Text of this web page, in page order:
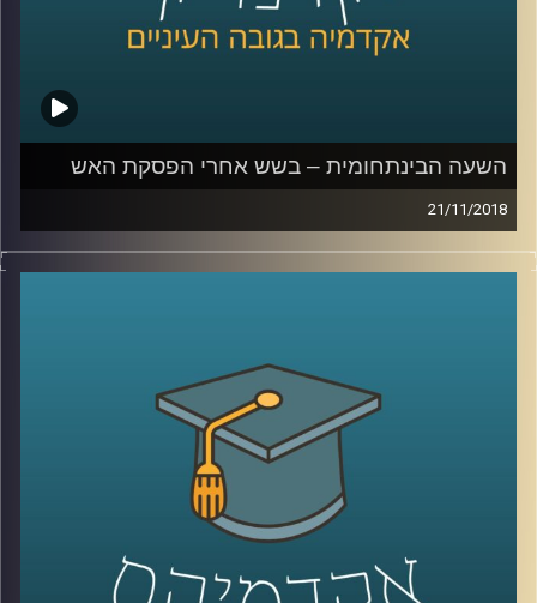
AudioVersity
השעה הבינתחומית – בשש אחרי הפסקת האש
21/11/2018
מה הקשר בין מדיניות אובמה במזרח התיכון
במלחמה הבאה בצפון? פרופסור בועז גנור
משרטט את מפת האיומים הביטחוניים במזרח
התיכון, מזהיר מפני השאננות שעלולה להחזיר
אותנו לטראומה של מלחמת יום הכיפורים וגם –
האם יתכן וכל ארסנל הרקטות האדיר של
חיזבאללה כלל לא נועד לשימוש